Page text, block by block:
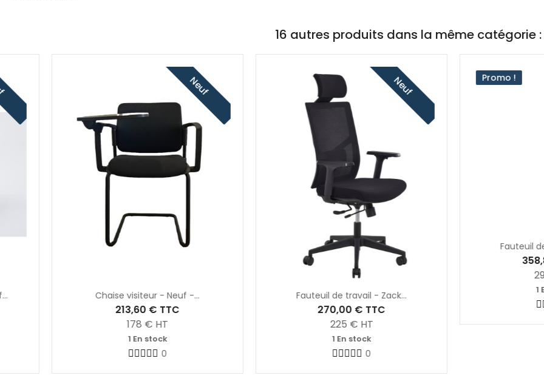
16 autres produits dans la même catégorie :
Chaise visiteur - Neuf -...
TTC
Neuf
Fauteuil de travail - Zack...
270,00 €TTC
Fauteuil de travail -
TTC
299€ HT